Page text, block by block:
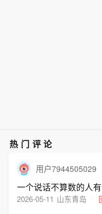
热门评论
用户7944505029
一个说话不算数的人
2026-05-11 山东青岛